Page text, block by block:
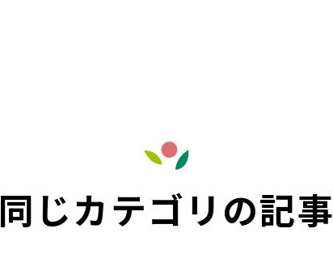
同じカテゴリの記事